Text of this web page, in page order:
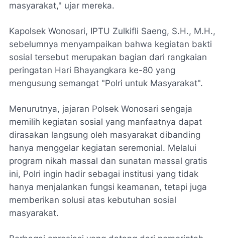
masyarakat," ujar mereka.
Kapolsek Wonosari, IPTU Zulkifli Saeng, S.H., M.H.,
sebelumnya menyampaikan bahwa kegiatan bakti
sosial tersebut merupakan bagian dari rangkaian
peringatan Hari Bhayangkara ke-80 yang
mengusung semangat "Polri untuk Masyarakat".
Menurutnya, jajaran Polsek Wonosari sengaja
memilih kegiatan sosial yang manfaatnya dapat
dirasakan langsung oleh masyarakat dibanding
hanya menggelar kegiatan seremonial. Melalui
program nikah massal dan sunatan massal gratis
ini, Polri ingin hadir sebagai institusi yang tidak
hanya menjalankan fungsi keamanan, tetapi juga
memberikan solusi atas kebutuhan sosial
masyarakat.